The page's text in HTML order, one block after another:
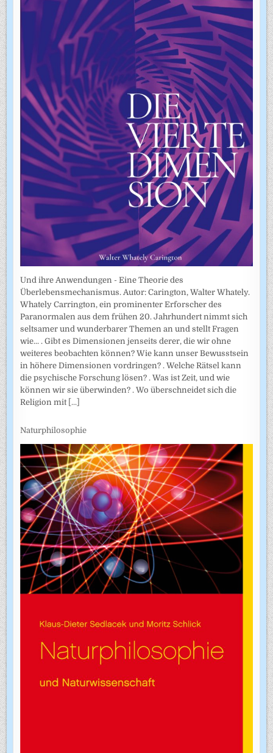
Und ihre Anwendungen - Eine Theorie des
Überlebensmechanismus. Autor: Carington, Walter Whately.
Whately Carrington, ein prominenter Erforscher des
Paranormalen aus dem frühen 20. Jahrhundert nimmt sich
seltsamer und wunderbarer Themen an und stellt Fragen
wie... . Gibt es Dimensionen jenseits derer, die wir ohne
weiteres beobachten können? Wie kann unser Bewusstsein
in höhere Dimensionen vordringen? . Welche Rätsel kann
die psychische Forschung lösen? . Was ist Zeit, und wie
können wir sie überwinden? . Wo überschneidet sich die
Religion mit [...]
Naturphilosophie